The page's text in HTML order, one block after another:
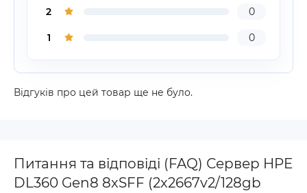
2 0
1 0
Відгуків про цей товар ще не було.
Питання та відповіді (FAQ) Сервер HPE
DL360 Gen8 8xSFF (2x2667v2/128gb